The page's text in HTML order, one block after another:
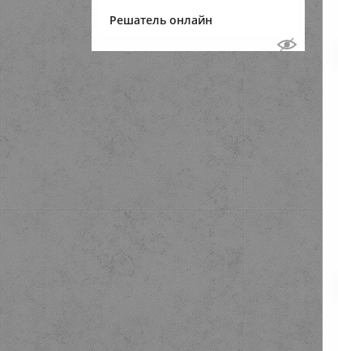
Решатель онлайн